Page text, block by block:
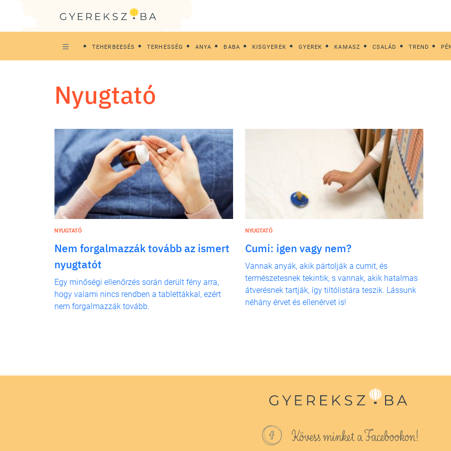
TEHERBEESÉS TERHESSÉG ANYA BABA KISGYEREK GYEREK KAMASZ CSALÁD TREND
nyugtató
NYUGTATÓ
Nem forgalmazzák tovább az ismert
nyugtatót
Egy minőségi ellenőrzés során derült fény arra,
hogy valami nincs rendben a tablettákkal, ezért
nem forgalmazzák tovább.
NYUGTATÓ
Cumi: igen vagy nem?
Vannak anyák, akik pártolják a cumit, és
természetesnek tekintik, s vannak, akik hatalmas
átverésnek tartják, így tiltólistára teszik. Lássunk
néhány érvet és ellenérvet is!
Kövess minket a Facebookon!